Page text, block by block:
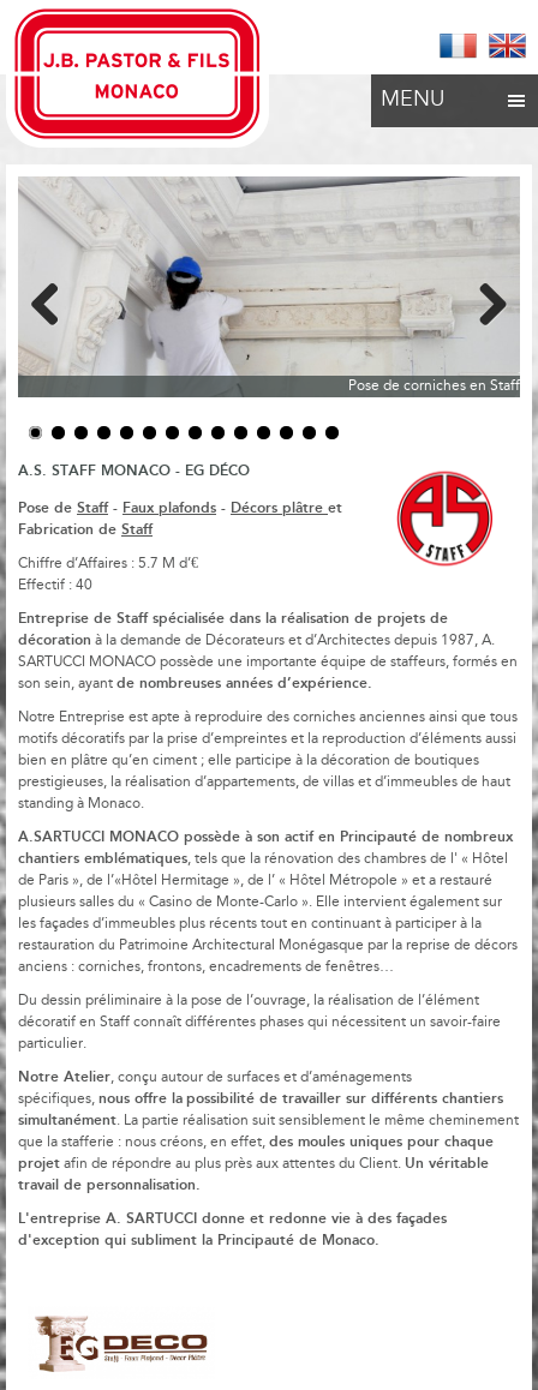
MENU
Pose de corniches en Staff
Previous
A.S. STAFF MONACO - EG DÉCO
Pose de Staff- Faux plafonds - Décors plâtre et
Fabrication de Staff
Chiffre d’Affaires : 5.7 M d’€
Effectif : 40
Entreprise de Staff spécialisée dans la réalisation de projets de
décoration à la demande de Décorateurs et d’Architectes depuis 1987, A.
SARTUCCI MONACO possède une importante équipe de staffeurs, formés en
son sein, ayant de nombreuses années d’expérience.
Notre Entreprise est apte à reproduire des corniches anciennes ainsi que tous
motifs décoratifs par la prise d’empreintes et la reproduction d’éléments aussi
bien en plâtre qu’en ciment ; elle participe à la décoration de boutiques
prestigieuses, la réalisation d’appartements, de villas et d’immeubles de haut
standing à Monaco.
A.SARTUCCI MONACO possède à son actif en Principauté de nombreux
chantiers emblématiques, tels que la rénovation des chambres de l' « Hôtel
de Paris », de l’«Hôtel Hermitage », de l’ « Hôtel Métropole » et a restauré
plusieurs salles du « Casino de Monte-Carlo ». Elle intervient également sur
les façades d’immeubles plus récents tout en continuant à participer à la
restauration du Patrimoine Architectural Monégasque par la reprise de décors
anciens : corniches, frontons, encadrements de fenêtres…
Du dessin préliminaire à la pose de l’ouvrage, la réalisation de l’élément
décoratif en Staff connaît différentes phases qui nécessitent un savoir-faire
particulier.
Notre Atelier, conçu autour de surfaces et d’aménagements
spécifiques, nous offre la possibilité de travailler sur différents chantiers
simultanément. La partie réalisation suit sensiblement le même cheminement
que la stafferie : nous créons, en effet, des moules uniques pour chaque
projet afin de répondre au plus près aux attentes du Client. Un véritable
travail de personnalisation.
L'entreprise A. SARTUCCI donne et redonne vie à des façades
d'exception qui subliment la Principauté de Monaco.